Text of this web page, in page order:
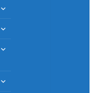
меню
раскрыть
меню
раскрыть
меню
раскрыть
раскрыть